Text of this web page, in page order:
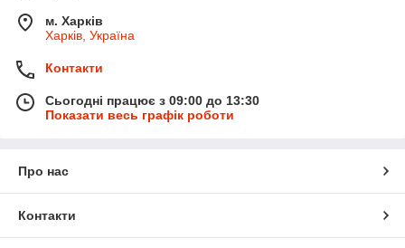
м. Харків
Харків, Україна
Контакти
Сьогодні працює з 09:00 до 13:30
Показати весь графік роботи
Про нас
Контакти